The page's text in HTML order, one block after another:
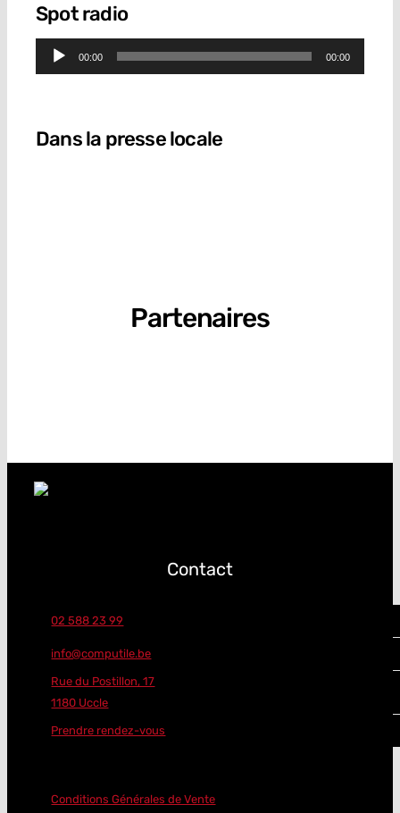
Spot radio
Lecteur
audio
00:00 00:00
Dans la presse locale
Partenaires
Contact
02 588 23 99
info@computile.be
Rue du Postillon, 17
1180 Uccle
Prendre rendez-vous
Conditions Générales de Vente